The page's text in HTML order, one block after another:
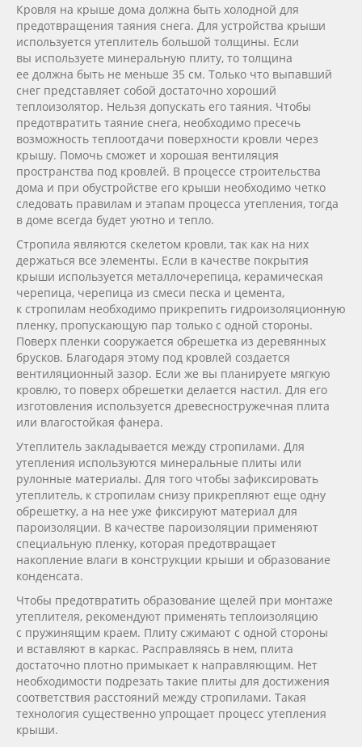
Кровля на крыше дома должна быть холодной для
предотвращения таяния снега. Для устройства крыши
используется утеплитель большой толщины. Если
вы используете минеральную плиту, то толщина
ее должна быть не меньше 35 см. Только что выпавший
снег представляет собой достаточно хороший
теплоизолятор. Нельзя допускать его таяния. Чтобы
предотвратить таяние снега, необходимо пресечь
возможность теплоотдачи поверхности кровли через
крышу. Помочь сможет и хорошая вентиляция
пространства под кровлей. В процессе строительства
дома и при обустройстве его крыши необходимо четко
следовать правилам и этапам процесса утепления, тогда
в доме всегда будет уютно и тепло.
Стропила являются скелетом кровли, так как на них
держаться все элементы. Если в качестве покрытия
крыши используется металлочерепица, керамическая
черепица, черепица из смеси песка и цемента,
к стропилам необходимо прикрепить гидроизоляционную
пленку, пропускающую пар только с одной стороны.
Поверх пленки сооружается обрешетка из деревянных
брусков. Благодаря этому под кровлей создается
вентиляционный зазор. Если же вы планируете мягкую
кровлю, то поверх обрешетки делается настил. Для его
изготовления используется древесностружечная плита
или влагостойкая фанера.
Утеплитель закладывается между стропилами. Для
утепления используются минеральные плиты или
рулонные материалы. Для того чтобы зафиксировать
утеплитель, к стропилам снизу прикрепляют еще одну
обрешетку, а на нее уже фиксируют материал для
пароизоляции. В качестве пароизоляции применяют
специальную пленку, которая предотвращает
накопление влаги в конструкции крыши и образование
конденсата.
Чтобы предотвратить образование щелей при монтаже
утеплителя, рекомендуют применять теплоизоляцию
с пружинящим краем. Плиту сжимают с одной стороны
и вставляют в каркас. Расправляясь в нем, плита
достаточно плотно примыкает к направляющим. Нет
необходимости подрезать такие плиты для достижения
соответствия расстояний между стропилами. Такая
технология существенно упрощает процесс утепления
крыши.